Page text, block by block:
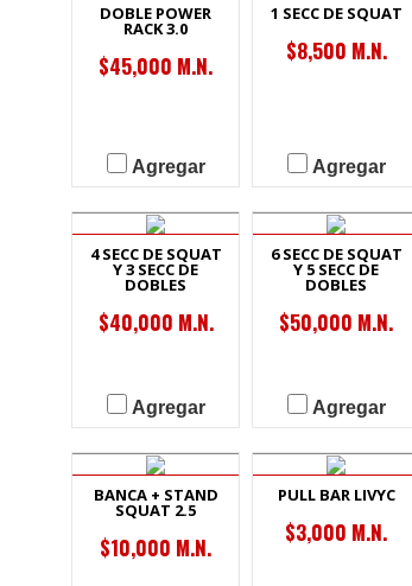
DOBLE POWER
RACK 3.0
$45,000 M.N.
Agregar
1 SECC DE SQUAT
$8,500 M.N.
Agregar
4 SECC DE SQUAT
Y 3 SECC DE
DOBLES
$40,000 M.N.
Agregar
6 SECC DE SQUAT
Y 5 SECC DE
DOBLES
$50,000 M.N.
Agregar
BANCA + STAND
SQUAT 2.5
$10,000 M.N.
PULL BAR LIVYC
$3,000 M.N.